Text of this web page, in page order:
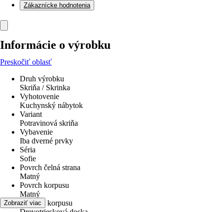
Zákaznícke hodnotenia
Informácie o výrobku
Preskočiť oblasť
Druh výrobku
Skriňa / Skrinka
Vyhotovenie
Kuchynský nábytok
Variant
Potravinová skriňa
Vybavenie
Iba dverné prvky
Séria
Sofie
Povrch čelná strana
Matný
Povrch korpusu
Matný
Materiál korpusu
Zobraziť viac